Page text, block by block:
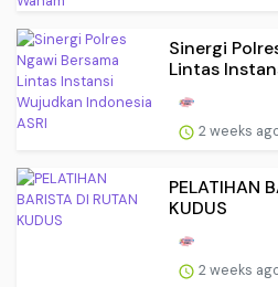
Sinergi
Lintas
2 weeks
PELATIHAN
KUDUS
2 weeks